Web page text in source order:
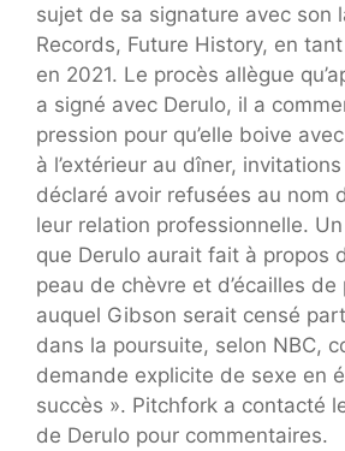
sujet de sa signature avec son
Records, Future History, en
en 2021. Le procès allègue
a signé avec Derulo, il a
pression pour qu’elle boive
à l’extérieur au dîner,
déclaré avoir refusées au nom
leur relation professionnelle.
que Derulo aurait fait à propos
peau de chèvre et d’écailles de
auquel Gibson serait censé
dans la poursuite, selon NBC,
demande explicite de sexe en
succès ». Pitchfork a contacté
de Derulo pour commentaires.